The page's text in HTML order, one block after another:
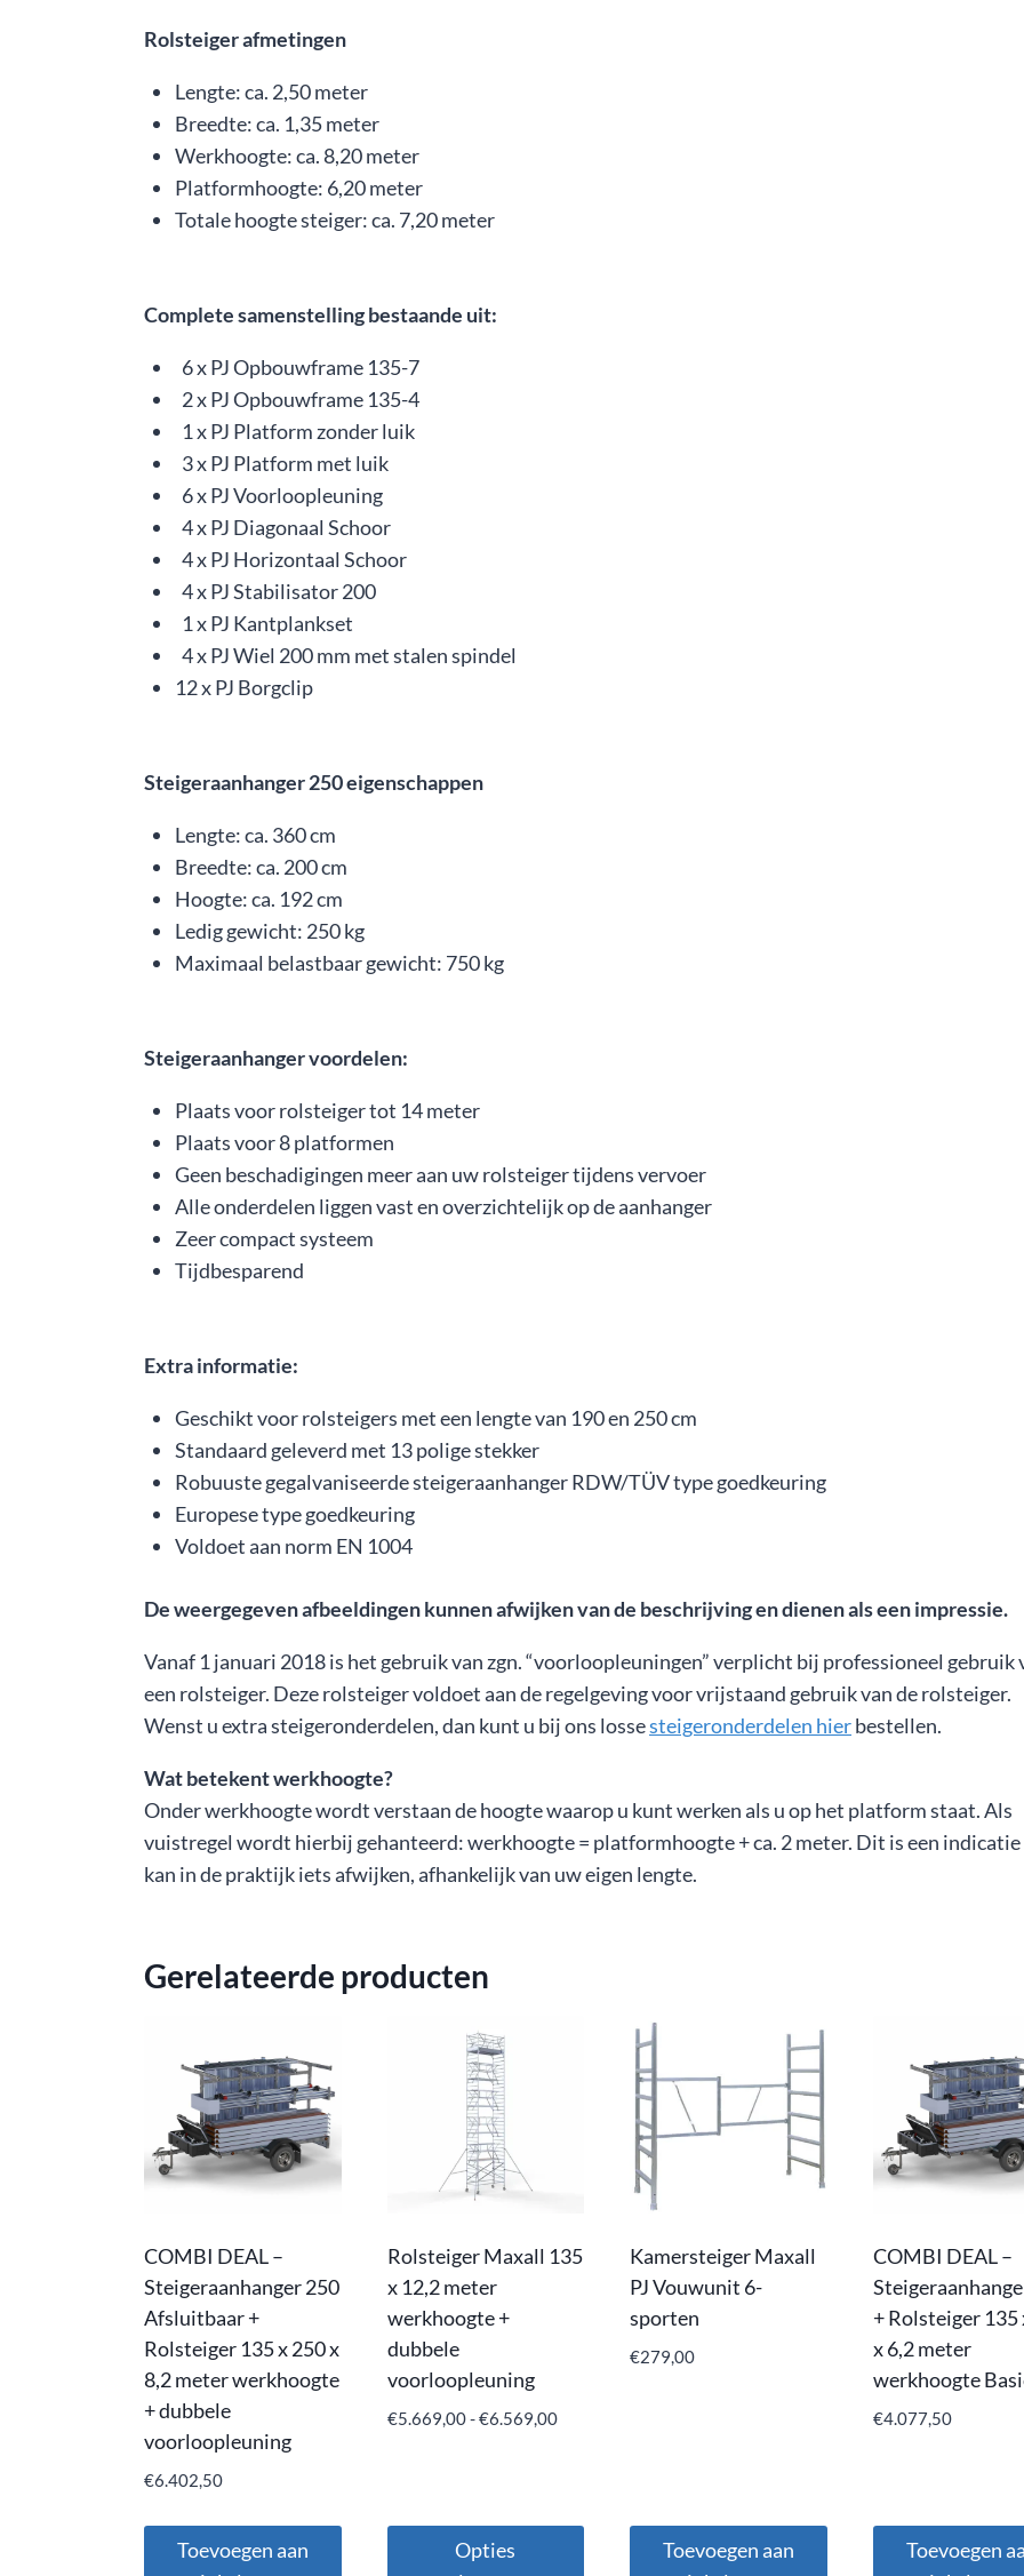
Rolsteiger afmetingen
Lengte: ca. 2,50 meter
Breedte: ca. 1,35 meter
Werkhoogte: ca. 8,20 meter
Platformhoogte: 6,20 meter
Totale hoogte steiger: ca. 7,20 meter
Complete samenstelling bestaande uit:
6 x PJ Opbouwframe 135-7
2 x PJ Opbouwframe 135-4
1 x PJ Platform zonder luik
3 x PJ Platform met luik
6 x PJ Voorloopleuning
4 x PJ Diagonaal Schoor
4 x PJ Horizontaal Schoor
4 x PJ Stabilisator 200
1 x PJ Kantplankset
4 x PJ Wiel 200 mm met stalen spindel
12 x PJ Borgclip
Steigeraanhanger 250 eigenschappen
Lengte: ca. 360 cm
Breedte: ca. 200 cm
Hoogte: ca. 192 cm
Ledig gewicht: 250 kg
Maximaal belastbaar gewicht: 750 kg
Steigeraanhanger voordelen:
Plaats voor rolsteiger tot 14 meter
Plaats voor 8 platformen
Geen beschadigingen meer aan uw rolsteiger tijdens vervoer
Alle onderdelen liggen vast en overzichtelijk op de aanhanger
Zeer compact systeem
Tijdbesparend
Extra informatie:
Geschikt voor rolsteigers met een lengte van 190 en 250 cm
Standaard geleverd met 13 polige stekker
Robuuste gegalvaniseerde steigeraanhanger RDW/TÜV type goedkeuring
Europese type goedkeuring
Voldoet aan norm EN 1004
De weergegeven afbeeldingen kunnen afwijken van de beschrijving en dienen als een impressie.
Vanaf 1 januari 2018 is het gebruik van zgn. “voorloopleuningen” verplicht bij professioneel gebruik
een rolsteiger. Deze rolsteiger voldoet aan de regelgeving voor vrijstaand gebruik van de rolsteiger.
Wenst u extra steigeronderdelen, dan kunt u bij ons lossesteigeronderdelen hierbestellen.
Wat betekent werkhoogte?
Onder werkhoogte wordt verstaan de hoogte waarop u kunt werken als u op het platform staat. Als
vuistregel wordt hierbij gehanteerd: werkhoogte = platformhoogte + ca. 2 meter. Dit is een indicatie
kan in de praktijk iets afwijken, afhankelijk van uw eigen lengte.
Gerelateerde producten
COMBI DEAL –
Steigeraanhanger 250
Afsluitbaar +
Rolsteiger 135 x 250 x
8,2 meter werkhoogte
+ dubbele
voorloopleuning
€6.402,50
Toevoegen aan
Rolsteiger Maxall 135
x 12,2 meter
werkhoogte +
dubbele
voorloopleuning
€5.669,00-€6.569,00
Opties
Kamersteiger Maxall
PJ Vouwunit 6-
sporten
€279,00
Toevoegen aan
COMBI DEAL –
+ Rolsteiger 135
x 6,2 meter
werkhoogte
€4.077,50
Toevoegen